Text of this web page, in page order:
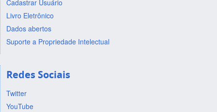
Cadastrar Usuário
Livro Eletrônico
Dados abertos
Suporte a Propriedade Intelectual
Redes Sociais
Twitter
YouTube